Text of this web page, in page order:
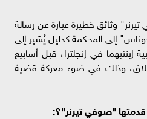
وثائق خطيرة عبارة عن رسالة
إلى المحكمة كدليل يُشير إلى
إبنتيهما في إنجلترا، قبل أسابيع
وذلك في ضوء معركة قضية
قدمتها "صوفي تيرنر"؟: